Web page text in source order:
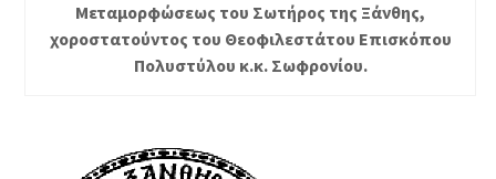
Μεταμορφώσεως του Σωτήρος της Ξάνθης,
χοροστατούντος του Θεοφιλεστάτου Επισκόπου
Πολυστύλου κ.κ. Σωφρονίου.